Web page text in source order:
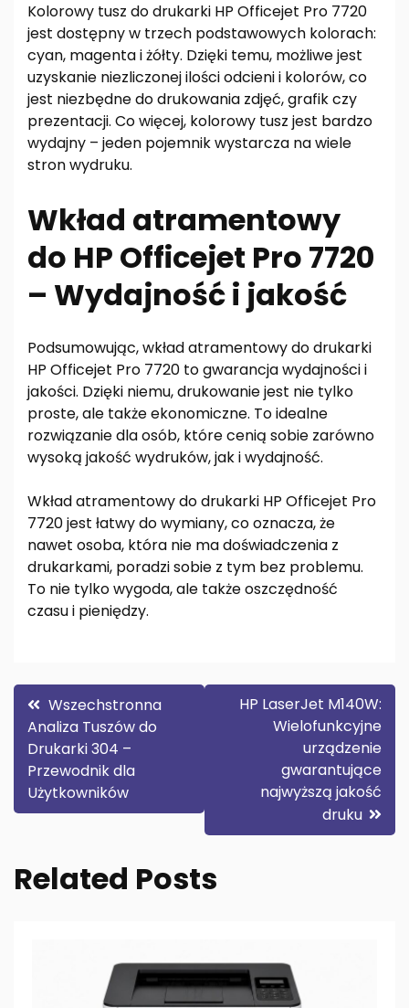
Kolorowy tusz do drukarki HP Officejet Pro 7720
jest dostępny w trzech podstawowych kolorach:
cyan, magenta i żółty. Dzięki temu, możliwe jest
uzyskanie niezliczonej ilości odcieni i kolorów, co
jest niezbędne do drukowania zdjęć, grafik czy
prezentacji. Co więcej, kolorowy tusz jest bardzo
wydajny – jeden pojemnik wystarcza na wiele
stron wydruku.
Wkład atramentowy
do HP Officejet Pro 7720
– Wydajność i jakość
Podsumowując, wkład atramentowy do drukarki
HP Officejet Pro 7720 to gwarancja wydajności i
jakości. Dzięki niemu, drukowanie jest nie tylko
proste, ale także ekonomiczne. To idealne
rozwiązanie dla osób, które cenią sobie zarówno
wysoką jakość wydruków, jak i wydajność.
Wkład atramentowy do drukarki HP Officejet Pro
7720 jest łatwy do wymiany, co oznacza, że
nawet osoba, która nie ma doświadczenia z
drukarkami, poradzi sobie z tym bez problemu.
To nie tylko wygoda, ale także oszczędność
czasu i pieniędzy.
Nawigacja
wpisu
Wszechstronna
Analiza Tuszów do
Drukarki 304 –
Przewodnik dla
Użytkowników
HP LaserJet M140W:
Wielofunkcyjne
urządzenie
gwarantujące
najwyższą jakość
druku
Related Posts